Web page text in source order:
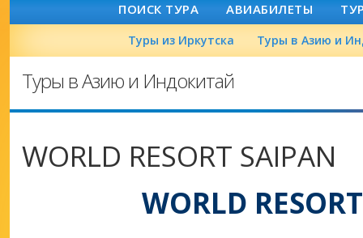
ПОИСК ТУРА АВИАБИЛЕТЫ
Туры из Иркутска Туры в Азию и
Туры в Азию и Индокитай
WORLD RESORT SAIPAN
WORLD